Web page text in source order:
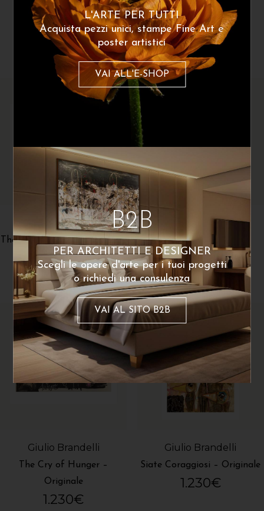
Dello stesso artista
Giulio Brandelli
The Cry of Hunger – Original
1.230€
Il Grande Saggio
60 €
Giulio Brandelli
The Cry of Hunger –
Originale
1.230€
Giulio Brandelli
Siate Coraggiosi – Originale
1.230€
L'ARTE PER TUTTI
Acquista pezzi unici, stampe Fine Art e
poster artistici
VAI ALL'E-SHOP
B2B
PER ARCHITETTI E DESIGNER
Scegli le opere d'arte per i tuoi progetti
o richiedi una consulenza
VAI AL SITO B2B